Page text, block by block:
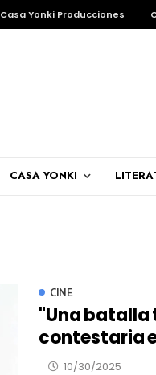
Casa Yonki Producciones
CASA YONKI
CINE
"Una batalla
contestaria
10/30/2025